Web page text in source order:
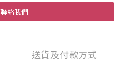
聯絡我們
送貨及付款方式